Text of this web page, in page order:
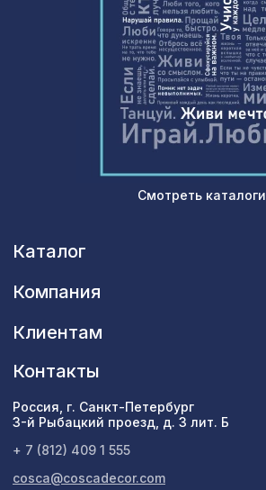
Смотреть каталоги
Каталог
Компания
Клиентам
Контакты
Россия, г. Санкт-Петербург
3-й Рыбацкий проезд, д. 3 лит. Б
+ 7 (812) 409 1 555
cosca@coscadecor.com